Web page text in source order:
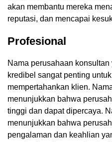
akan membantu mereka
reputasi, dan mencapai
Profesional
Nama perusahaan
kredibel sangat penting
mempertahankan klien.
menunjukkan bahwa
tinggi dan dapat dipercaya.
menunjukkan bahwa
pengalaman dan keahlian